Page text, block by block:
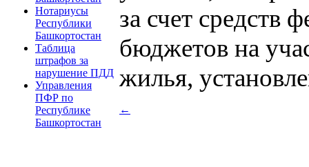
Нотариусы
Республики
Башкортостан
Таблица
штрафов за
нарушение ПДД
Управления
ПФР по
Республике
Башкортостан
за счет средств
бюджетов на
жилья,
←